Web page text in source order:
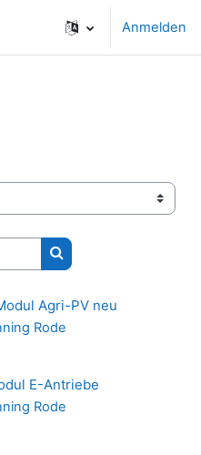
Anmelden
Kurse suchen
Agri-PV neu
Rode
E-Antriebe
Rode